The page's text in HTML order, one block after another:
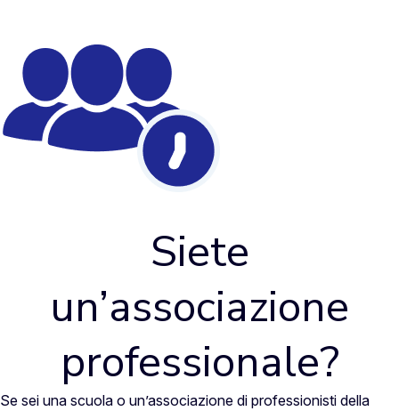
Siete
un’associazione
professionale?
Se sei una scuola o un’associazione di professionisti della